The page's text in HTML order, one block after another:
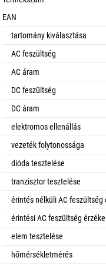
EAN
tartomány kiválasztása
AC feszültség
AC áram
DC feszültség
DC áram
elektromos ellenállás
vezeték folytonossága
dióda tesztelése
tranzisztor tesztelése
érintés nélküli AC feszültség
érintési AC feszültség
elem tesztelése
hőmérsékletmérés